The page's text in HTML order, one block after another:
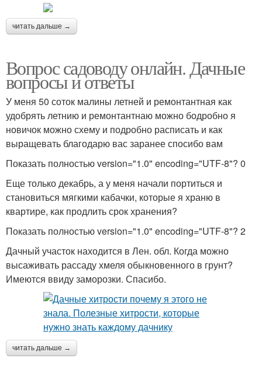
читать дальше →
Вопрос садоводу онлайн. Дачные
вопросы и ответы
У меня 50 соток малины летней и ремонтантная как
удобрять летнию и ремонтантнаю можно бодробно я
новичок можно схему и подробно расписать и как
выращевать благодарю вас заранее спосибо вам
Показать полностью version="1.0" encoding="UTF-8"? 0
Еще только декабрь, а у меня начали портиться и
становиться мягкими кабачки, которые я храню в
квартире, как продлить срок хранения?
Показать полностью version="1.0" encoding="UTF-8"? 2
Дачный участок находится в Лен. обл. Когда можно
высаживать рассаду хмеля обыкновенного в грунт?
Имеются ввиду заморозки. Спасибо.
читать дальше →